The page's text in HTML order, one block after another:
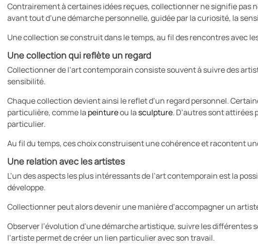
Contrairement à certaines idées reçues, collectionner ne signifie pas
avant tout d’une démarche personnelle, guidée par la curiosité, la
Une collection se construit dans le temps, au fil des rencontres avec
Une collection qui reflète un regard
Collectionner de l’art contemporain consiste souvent à suivre des
sensibilité.
Chaque collection devient ainsi le reflet d’un regard personnel.
particulière, comme la peintureou lasculpture. D’autres sont attirées
particulier.
Au fil du temps, ces choix construisent une cohérence et racontent
Une relation avec les artistes
L’un des aspects les plus intéressants de l’art contemporain est la
développe.
Collectionner peut alors devenir une manière d’accompagner un
Observer l’évolution d’une démarche artistique, suivre les
l’artiste permet de créer un lien particulier avec son travail.